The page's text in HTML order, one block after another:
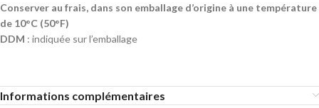
Conserver au frais, dans son emballage d’origine à une température
de 10°C (50°F)
DDM : indiquée sur l’emballage
Informations complémentaires